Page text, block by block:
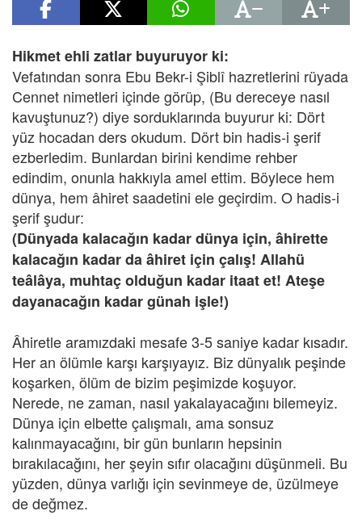
Hikmet ehli zatlar buyuruyor ki:
Vefatından sonra Ebu Bekr-i Şiblî hazretlerini rüyada
Cennet nimetleri içinde görüp, (Bu dereceye nasıl
kavuştunuz?) diye sorduklarında buyurur ki: Dört
yüz hocadan ders okudum. Dört bin hadis-i şerif
ezberledim. Bunlardan birini kendime rehber
edindim, onunla hakkıyla amel ettim. Böylece hem
dünya, hem âhiret saadetini ele geçirdim. O hadis-i
şerif şudur:
(Dünyada kalacağın kadar dünya için, âhirette
kalacağın kadar da âhiret için çalış! Allahü
teâlâya, muhtaç olduğun kadar itaat et! Ateşe
dayanacağın kadar günah işle!)
Âhiretle aramızdaki mesafe 3-5 saniye kadar kısadır.
Her an ölümle karşı karşıyayız. Biz dünyalık peşinde
koşarken, ölüm de bizim peşimizde koşuyor.
Nerede, ne zaman, nasıl yakalayacağını bilemeyiz.
Dünya için elbette çalışmalı, ama sonsuz
kalınmayacağını, bir gün bunların hepsinin
bırakılacağını, her şeyin sıfır olacağını düşünmeli. Bu
yüzden, dünya varlığı için sevinmeye de, üzülmeye
de değmez.